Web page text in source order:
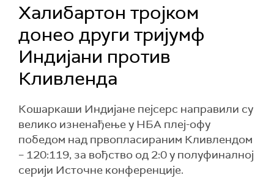
Халибартон тројком
донео други тријумф
Индијани против
Кливленда
Кошаркаши Индијане пејсерс направили су
велико изненађење у НБА плеј-офу
победом над првопласираним Кливлендом
– 120:119, за вођство од 2:0 у полуфиналној
серији Источне конференције.